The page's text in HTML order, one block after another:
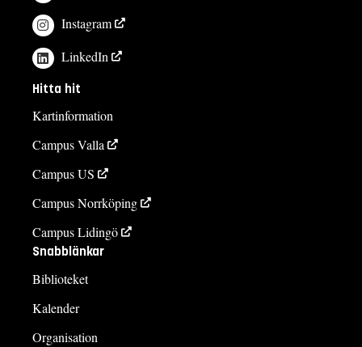
Instagram
LinkedIn
Hitta hit
Kartinformation
Campus Valla
Campus US
Campus Norrköping
Campus Lidingö
Snabblänkar
Biblioteket
Kalender
Organisation